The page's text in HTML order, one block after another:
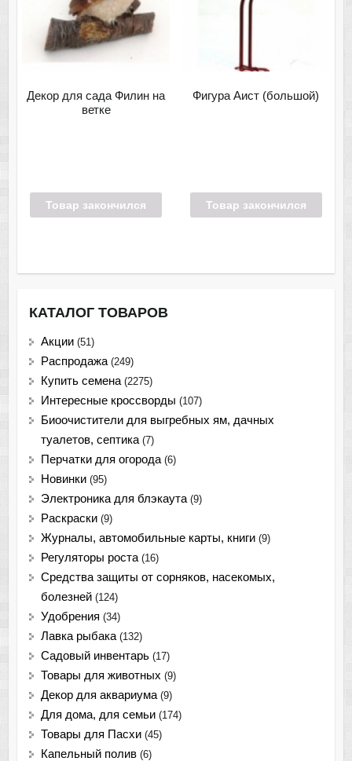
Декор для сада Филин на
ветке
Товар закончился
Фигура Аист (большой)
Товар закончился
КАТАЛОГ ТОВАРОВ
Акции (51)
Распродажа (249)
Купить семена (2275)
Интересные кроссворды (107)
Биоочистители для выгребных ям, дачных
туалетов, септика (7)
Перчатки для огорода (6)
Новинки (95)
Электроника для блэкаута (9)
Раскраски (9)
Журналы, автомобильные карты, книги (9)
Регуляторы роста (16)
Средства защиты от сорняков, насекомых,
болезней (124)
Удобрения (34)
Лавка рыбака (132)
Садовый инвентарь (17)
Товары для животных (9)
Декор для аквариума (9)
Для дома, для семьи (174)
Товары для Пасхи (45)
Капельный полив (6)